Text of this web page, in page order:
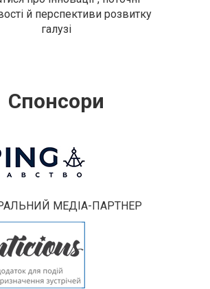
й перспективи розвитку
галузі
Спонсори
МЕДІА-ПАРТНЕР